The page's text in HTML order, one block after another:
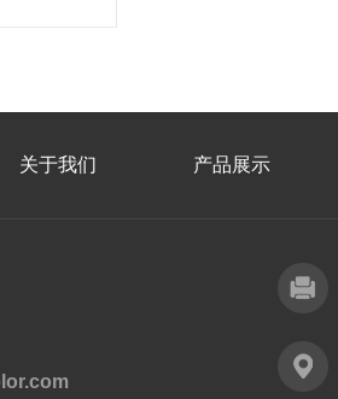
关于我们 产品展示